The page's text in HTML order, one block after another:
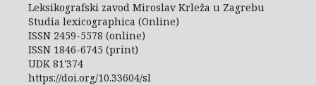
Leksikografski zavod Miroslav Krleža u Zagrebu
Studia lexicographica (Online)
ISSN 2459-5578 (online)
ISSN 1846-6745 (print)
UDK 81'374
https://doi.org/10.33604/sl